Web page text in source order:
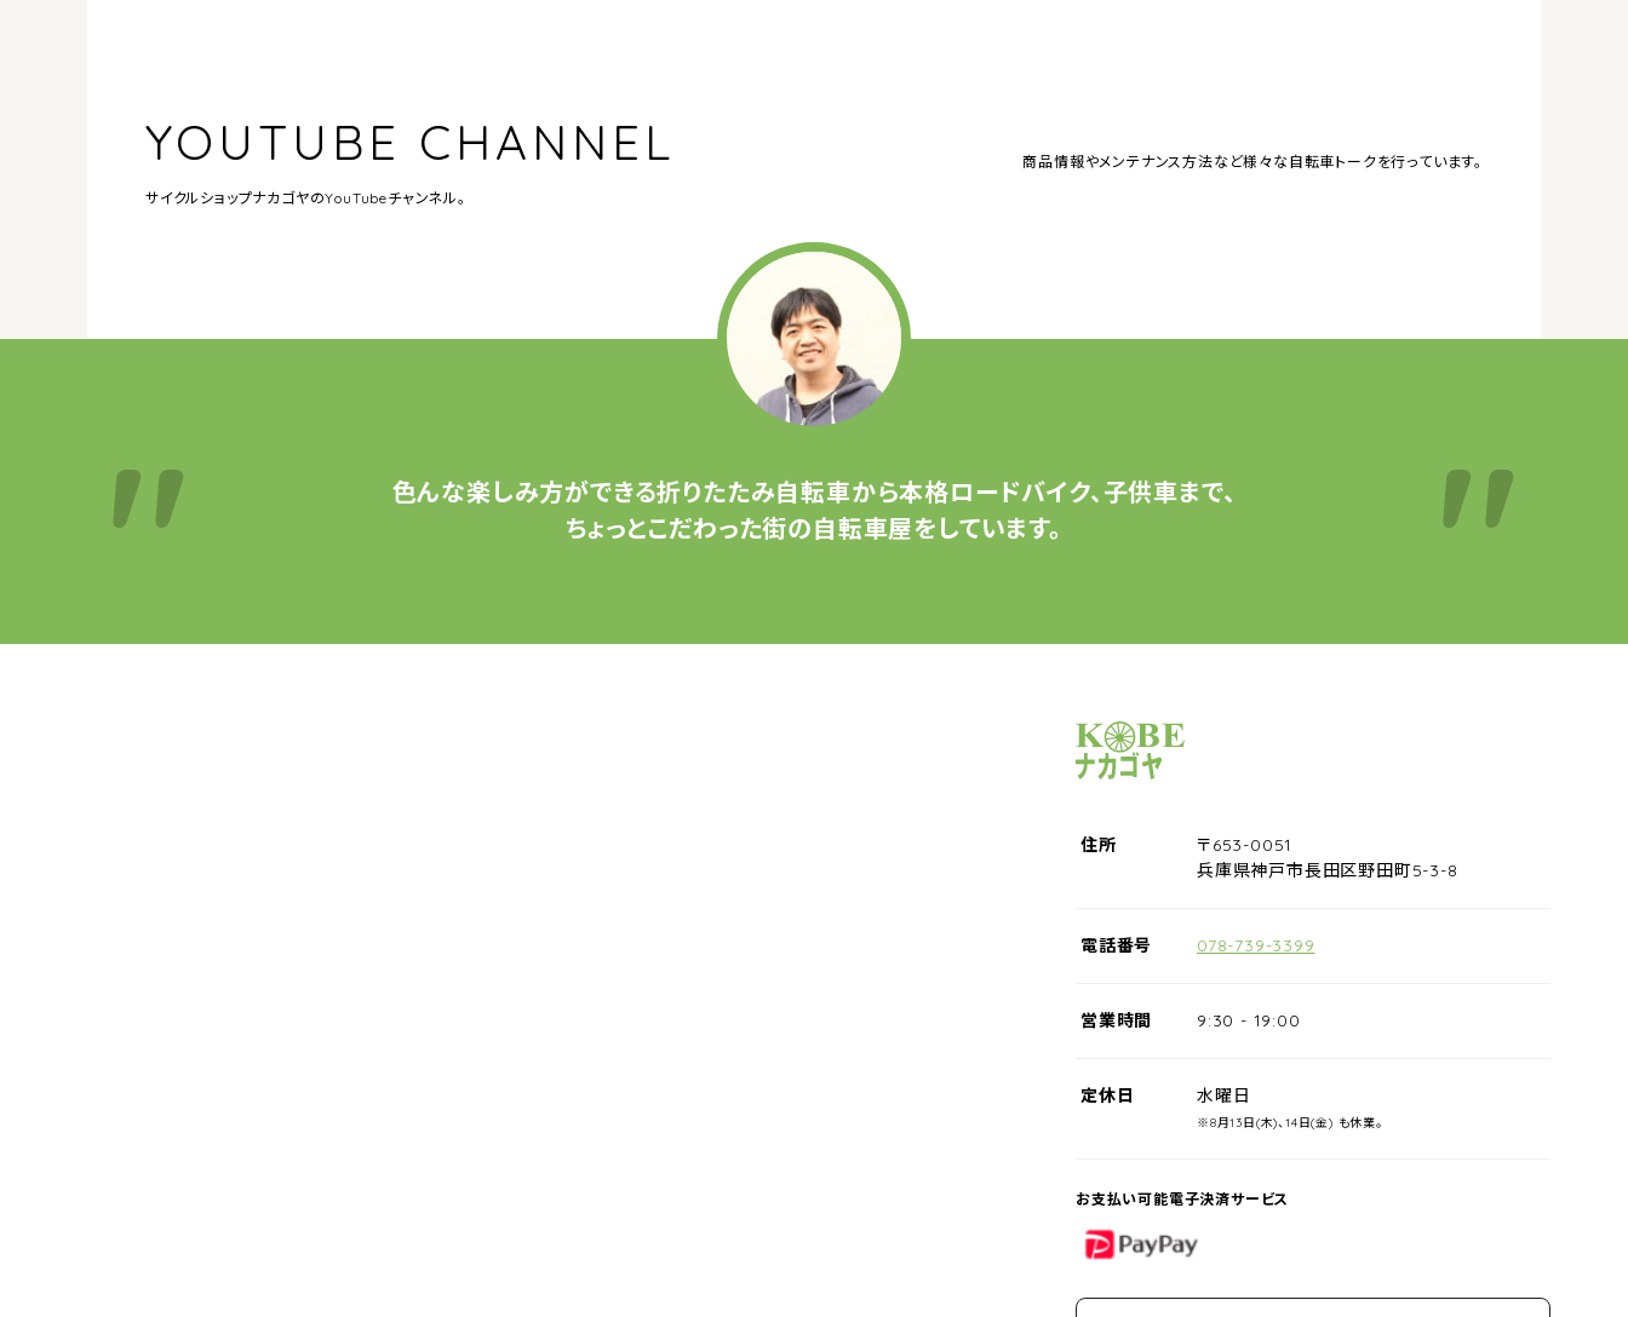
YOUTUBE CHANNEL
サイクルショップナカゴヤのYouTubeチャンネル。
商品情報やメンテナンス方法など様々な自転車トークを行っています。
色んな楽しみ方ができる折りたたみ自転車から本格ロードバイク、子供車まで、
ちょっとこだわった街の自転車屋をしています。
サイクルショップナカゴヤ
住所
〒653-0051
兵庫県神戸市長田区野田町5-3-8
電話番号 078-739-3399
営業時間 9:30 - 19:00
定休日 水曜日
※8月13日(木)、14日(金) も休業。
お支払い可能電子決済サービス
PayPay